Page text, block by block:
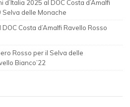
2025 al DOC Costa d’Amalfi
Selva delle Monache
Costa d’Amalfi Ravello Rosso
Rosso per il Selva delle
Bianco’22